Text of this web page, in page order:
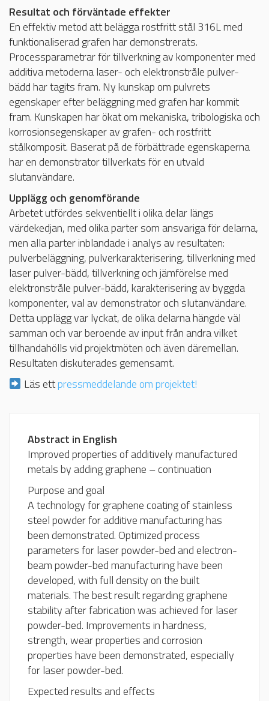
Resultat och förväntade effekter
En effektiv metod att belägga rostfritt stål 316L med
funktionaliserad grafen har demonstrerats.
Processparametrar för tillverkning av komponenter med
additiva metoderna laser- och elektronstråle pulver-
bädd har tagits fram. Ny kunskap om pulvrets
egenskaper efter beläggning med grafen har kommit
fram. Kunskapen har ökat om mekaniska, tribologiska och
korrosionsegenskaper av grafen- och rostfritt
stålkomposit. Baserat på de förbättrade egenskaperna
har en demonstrator tillverkats för en utvald
slutanvändare.
Upplägg och genomförande
Arbetet utfördes sekventiellt i olika delar längs
värdekedjan, med olika parter som ansvariga för delarna,
men alla parter inblandade i analys av resultaten:
pulverbeläggning, pulverkarakterisering, tillverkning med
laser pulver-bädd, tillverkning och jämförelse med
elektronstråle pulver-bädd, karakterisering av byggda
komponenter, val av demonstrator och slutanvändare.
Detta upplägg var lyckat, de olika delarna hängde väl
samman och var beroende av input från andra vilket
tillhandahölls vid projektmöten och även däremellan.
Resultaten diskuterades gemensamt.
Läs ettpressmeddelande om projektet!
Abstract in English
Improved properties of additively manufactured
metals by adding graphene – continuation
Purpose and goal
A technology for graphene coating of stainless
steel powder for additive manufacturing has
been demonstrated. Optimized process
parameters for laser powder-bed and electron-
beam powder-bed manufacturing have been
developed, with full density on the built
materials. The best result regarding graphene
stability after fabrication was achieved for laser
powder-bed. Improvements in hardness,
strength, wear properties and corrosion
properties have been demonstrated, especially
for laser powder-bed.
Expected results and effects